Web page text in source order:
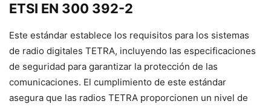
ETSI EN 300 392-2
Este estándar establece los requisitos para los sistemas
de radio digitales TETRA, incluyendo las especificaciones
de seguridad para garantizar la protección de las
comunicaciones. El cumplimiento de este estándar
asegura que las radios TETRA proporcionen un nivel de